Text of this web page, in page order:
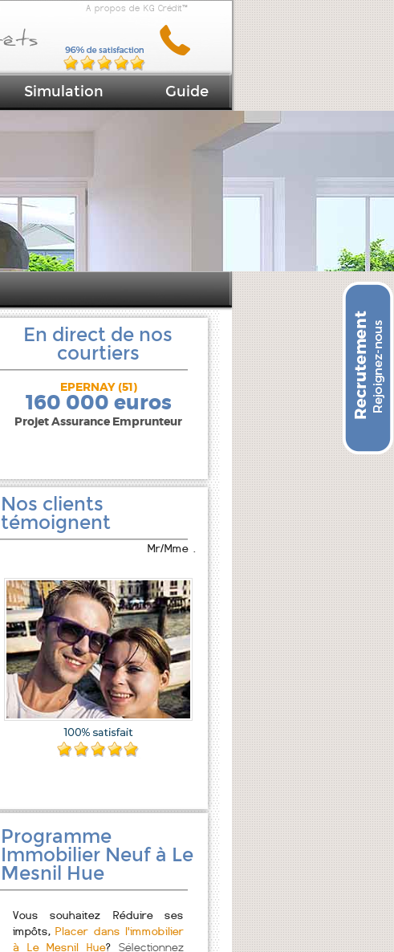
En direct de nos
courtiers
EPERNAY (51)
160 000 euros
Projet Assurance Emprunteur
240 000 euros
Nos clients
témoignent
Mr/Mme .
Programme
Immobilier Neuf à Le
Mesnil Hue
Vous souhaitez Réduire ses
impôts,Placer dans l'immobilier
à Le Mesnil Hue?Sélectionnez
A propos de KG Crédit™
Simulation Guide